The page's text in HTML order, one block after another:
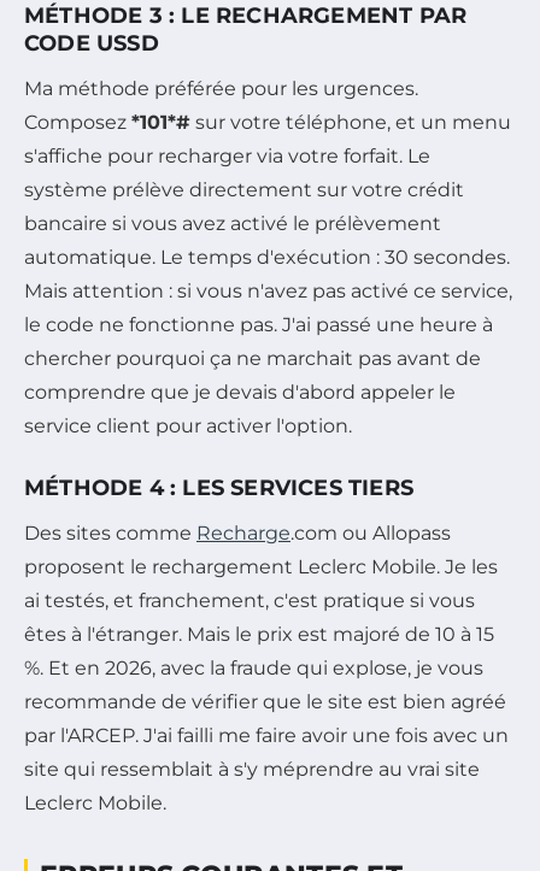
MÉTHODE 3 : LE RECHARGEMENT PAR
CODE USSD
Ma méthode préférée pour les urgences.
Composez *101*# sur votre téléphone, et un menu
s'affiche pour recharger via votre forfait. Le
système prélève directement sur votre crédit
bancaire si vous avez activé le prélèvement
automatique. Le temps d'exécution : 30 secondes.
Mais attention : si vous n'avez pas activé ce service,
le code ne fonctionne pas. J'ai passé une heure à
chercher pourquoi ça ne marchait pas avant de
comprendre que je devais d'abord appeler le
service client pour activer l'option.
MÉTHODE 4 : LES SERVICES TIERS
Des sites comme Recharge.com ou Allopass
proposent le rechargement Leclerc Mobile. Je les
ai testés, et franchement, c'est pratique si vous
êtes à l'étranger. Mais le prix est majoré de 10 à 15
%. Et en 2026, avec la fraude qui explose, je vous
recommande de vérifier que le site est bien agréé
par l'ARCEP. J'ai failli me faire avoir une fois avec un
site qui ressemblait à s'y méprendre au vrai site
Leclerc Mobile.